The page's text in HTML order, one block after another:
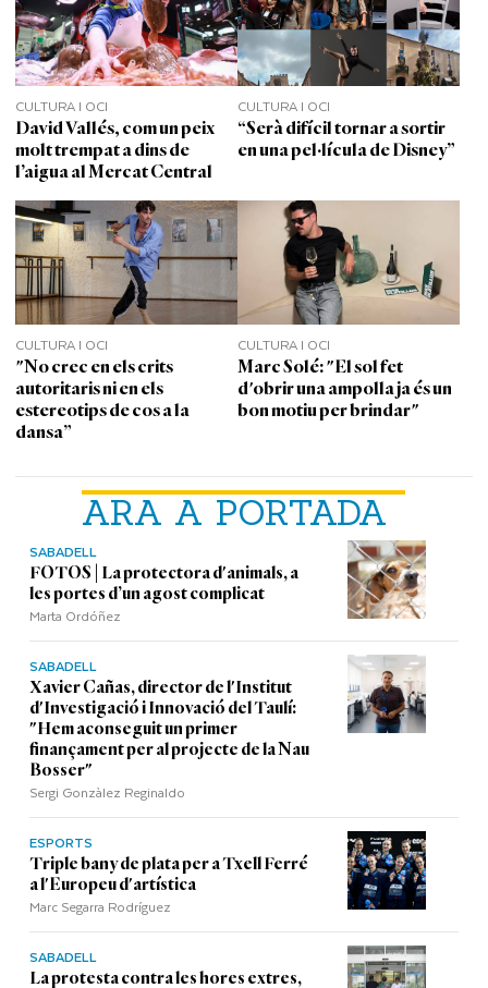
ARA A PORTADA
SABADELL
FOTOS | La protectora d'animals, a
les portes d’un agost complicat
Marta Ordóñez
SABADELL
Xavier Cañas, director de l'Institut
d'Investigació i Innovació del Taulí:
"Hem aconseguit un primer
finançament per al projecte de la Nau
Bosser"
Sergi Gonzàlez Reginaldo
ESPORTS
Triple bany de plata per a Txell Ferré
a l'Europeu d'artística
Marc Segarra Rodríguez
SABADELL
La protesta contra les hores extres,
CULTURA I OCI
David Vallés, com un peix
molt trempat a dins de
l’aigua al Mercat Central
CULTURA I OCI
“Serà difícil tornar a sortir
en una pel·lícula de Disney”
CULTURA I OCI
"No crec en els crits
autoritaris ni en els
estereotips de cos a la
dansa”
CULTURA I OCI
Marc Solé: "El sol fet
d'obrir una ampolla ja és un
bon motiu per brindar"